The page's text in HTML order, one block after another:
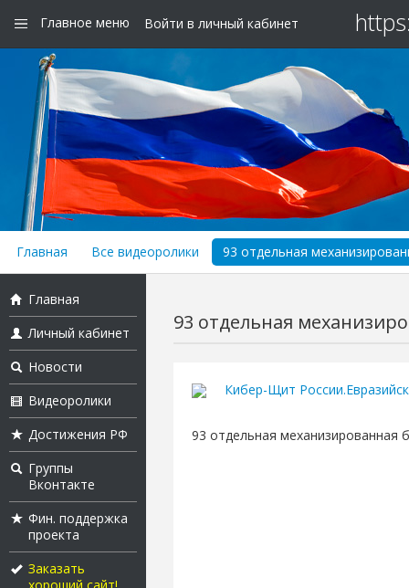
Главное меню Войти в личный кабинет
Главная Все видеоролики 93 отдельная
Главная
Личный кабинет
Новости
Видеоролики
Достижения РФ
Группы
Вконтакте
Фин. поддержка
проекта
Заказать
93 отдельная
Кибер-Щит
93 отдельная механизированная